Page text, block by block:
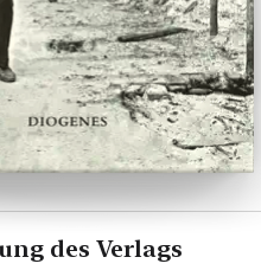
des Verlags